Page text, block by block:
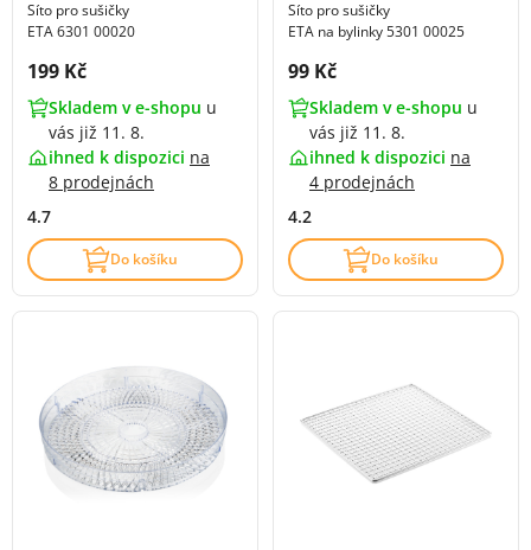
Síto pro sušičky
ETA 6301 00020
Cena s DPH:
199 Kč
Skladem v e-shopu u
vás již 11. 8.
ihned k dispozici na
8 prodejnách
4.7
Do košíku
Síto pro sušičky
ETA na bylinky 5301 00025
Cena s DPH:
99 Kč
Skladem v e-shopu u
vás již 11. 8.
ihned k dispozici na
4 prodejnách
4.2
Do košíku